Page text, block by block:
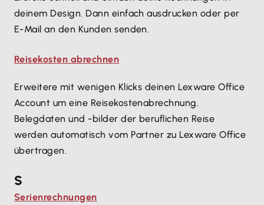
deinem Design. Dann einfach ausdrucken oder per
E-Mail an den Kunden senden.
Reisekosten abrechnen
Erweitere mit wenigen Klicks deinen Lexware Office
Account um eine Reisekostenabrechnung.
Belegdaten und -bilder der beruflichen Reise
werden automatisch vom Partner zu Lexware Office
übertragen.
S
Serienrechnungen